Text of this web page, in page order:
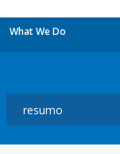
What We Do